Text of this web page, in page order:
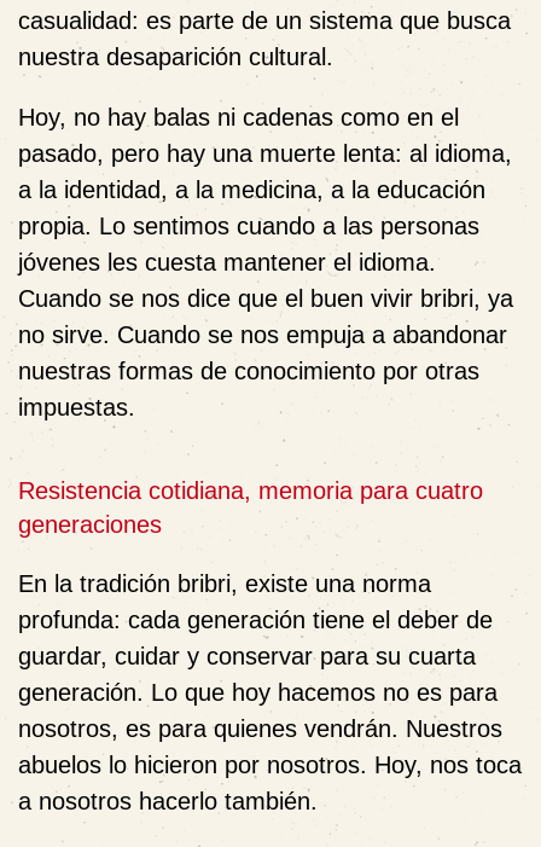
casualidad: es parte de un sistema que busca
nuestra desaparición cultural.
Hoy, no hay balas ni cadenas como en el
pasado, pero hay una muerte lenta: al idioma,
a la identidad, a la medicina, a la educación
propia. Lo sentimos cuando a las personas
jóvenes les cuesta mantener el idioma.
Cuando se nos dice que el buen vivir bribri, ya
no sirve. Cuando se nos empuja a abandonar
nuestras formas de conocimiento por otras
impuestas.
Resistencia cotidiana, memoria para cuatro
generaciones
En la tradición bribri, existe una norma
profunda: cada generación tiene el deber de
guardar, cuidar y conservar para su cuarta
generación. Lo que hoy hacemos no es para
nosotros, es para quienes vendrán. Nuestros
abuelos lo hicieron por nosotros. Hoy, nos toca
a nosotros hacerlo también.